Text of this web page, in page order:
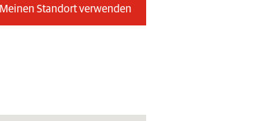
Meinen Standort verwenden